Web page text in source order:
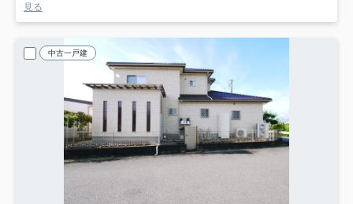
見る
中古一戸建